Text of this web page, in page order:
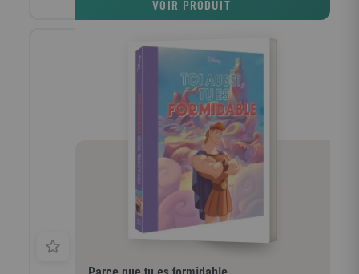
autonome. 5 puces sonores, 5 chansons Disney !
VOIR PRODUIT